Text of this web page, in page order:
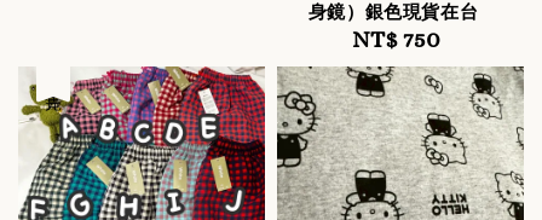
身鏡）銀色現貨在台
Regular
price
NT$ 750